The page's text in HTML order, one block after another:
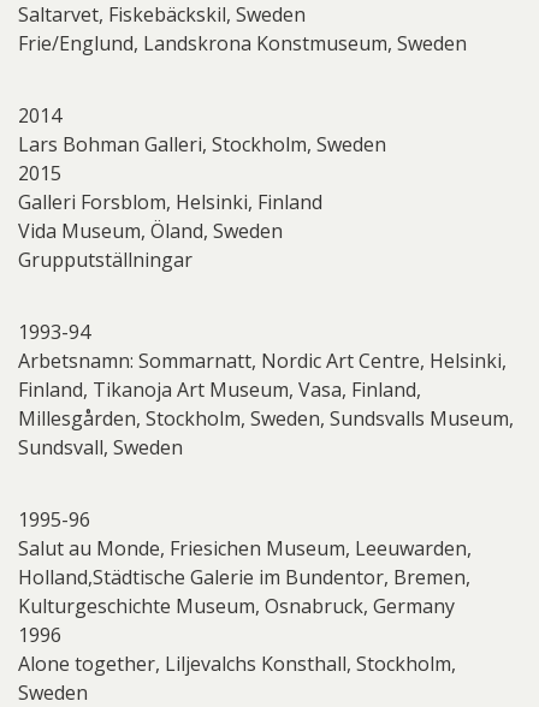
Saltarvet, Fiskebäckskil, Sweden
Frie/Englund, Landskrona Konstmuseum, Sweden
2014
Lars Bohman Galleri, Stockholm, Sweden
2015
Galleri Forsblom, Helsinki, Finland
Vida Museum, Öland, Sweden
Grupputställningar
1993-94
Arbetsnamn: Sommarnatt, Nordic Art Centre, Helsinki,
Finland, Tikanoja Art Museum, Vasa, Finland,
Millesgården, Stockholm, Sweden, Sundsvalls Museum,
Sundsvall, Sweden
1995-96
Salut au Monde, Friesichen Museum, Leeuwarden,
Holland,Städtische Galerie im Bundentor, Bremen,
Kulturgeschichte Museum, Osnabruck, Germany
1996
Alone together, Liljevalchs Konsthall, Stockholm,
Sweden